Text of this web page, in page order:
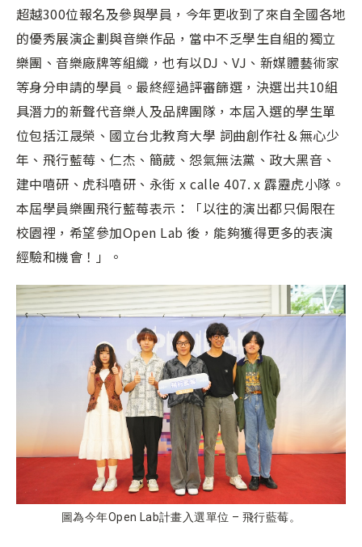
超越300位報名及參與學員，今年更收到了來自全國各地
的優秀展演企劃與音樂作品，當中不乏學生自組的獨立
樂團、音樂廠牌等組織，也有以DJ、VJ、新媒體藝術家
等身分申請的學員。最終經過評審篩選，決選出共10組
具潛力的新聲代音樂人及品牌團隊，本屆入選的學生單
位包括江晟榮、國立台北教育大學 詞曲創作社＆無心少
年、飛行藍莓、仁杰、簡葳、怨氣無法黨、政大黑音、
建中嘻研、虎科嘻研、永街 x calle 407. x 霹靂虎小隊。
本屆學員樂團飛行藍莓表示：「以往的演出都只侷限在
校園裡，希望參加Open Lab 後，能夠獲得更多的表演
經驗和機會！」。
圖為今年Open Lab計畫入選單位 – 飛行藍莓。